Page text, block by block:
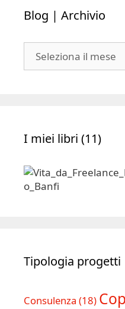
Blog | Archivio
I miei libri (11)
Tipologia progetti
Consulenza (18)